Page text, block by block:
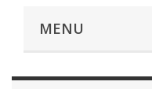
MENU